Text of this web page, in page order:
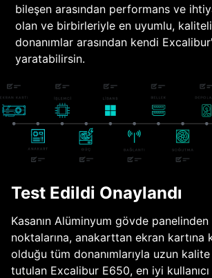
bileşen arasından performans ve
olan ve birbirleriyle en uyumlu,
donanımlar arasından kendi
yaratabilirsin.
Test Edildi Onaylandı
Kasanın Alüminyum gövde panelinden
noktalarına, anakarttan ekran kartına
olduğu tüm donanımlarıyla uzun
tutulan Excalibur E650, en iyi